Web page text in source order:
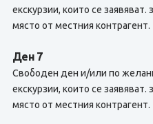
екскурзии, които се
място от местния контрагент.
Ден 7
Свободен ден и/или по
екскурзии, които се
място от местния контрагент.